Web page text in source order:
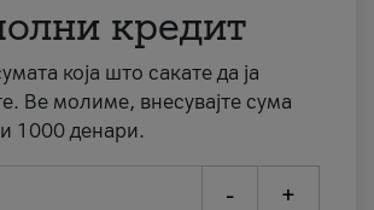
кредит
која што сакате да ја
Ве молиме, внесувајте сума
1000 денари.
- +